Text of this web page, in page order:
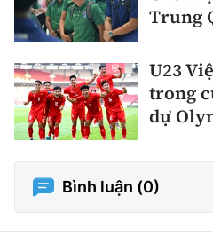
Trung
U23
trong
dự
Bình luận (0)